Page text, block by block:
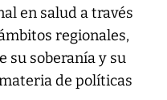
en salud a través
regionales,
su soberanía y su
de políticas